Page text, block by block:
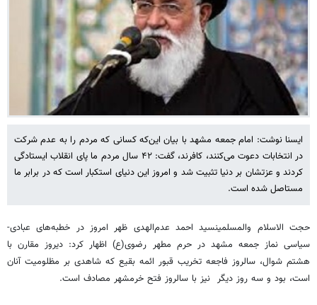
ایسنا نوشت: امام جمعه مشهد با بیان این‌که کسانی که مردم را به عدم شرکت
در انتخابات دعوت می‌کنند، کافرند، گفت: ۴۲ سال مردم ما پای انقلاب ایستادگی
کردند و عزتشان بر دنیا تثبیت شد و امروز این دنیای استکبار است که در برابر ما
مستاصل شده است.
حجت الاسلام والمسلمینسید احمد عدم‌الهدی ظهر امروز در خطبه‌های عبادی-
سیاسی نماز جمعه مشهد در حرم مطهر رضوی(ع) اظهار کرد: دیروز مقارن با
هشتم شوال، سالروز فاجعه تخریب قبور ائمه بقیع که شاهدی بر مظلومیت آنان
است، بود و سه روز دیگر نیز با سالروز فتح خرمشهر مصادف است.